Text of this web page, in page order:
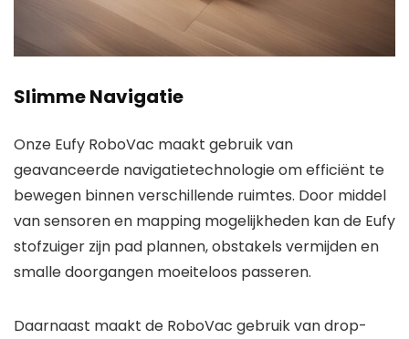
Slimme Navigatie
Onze Eufy RoboVac maakt gebruik van
geavanceerde navigatietechnologie om efficiënt te
bewegen binnen verschillende ruimtes. Door middel
van sensoren en mapping mogelijkheden kan de Eufy
stofzuiger zijn pad plannen, obstakels vermijden en
smalle doorgangen moeiteloos passeren.
Daarnaast maakt de RoboVac gebruik van drop-